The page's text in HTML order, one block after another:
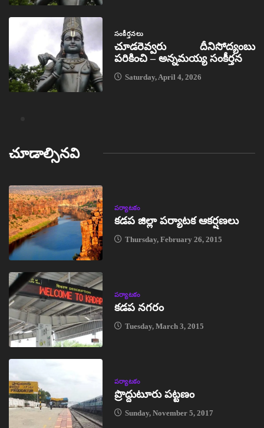
సంకీర్తనలు
చూడరెవ్వరు దీనిసోద్యంబు
పరికించి – అన్నమయ్య సంకీర్తన
Saturday, April 4, 2026
చూడాల్సినవి
పర్యాటకం
కడప జిల్లా పర్యాటక ఆకర్షణలు
Thursday, February 26, 2015
పర్యాటకం
కడప నగరం
Tuesday, March 3, 2015
పర్యాటకం
ప్రొద్దుటూరు పట్టణం
Sunday, November 5, 2017